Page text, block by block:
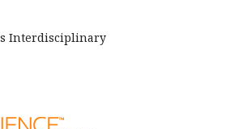
Interdisciplinary